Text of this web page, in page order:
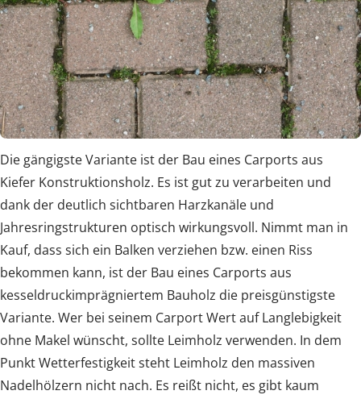
Die gängigste Variante ist der Bau eines Carports aus
Kiefer Konstruktionsholz. Es ist gut zu verarbeiten und
dank der deutlich sichtbaren Harzkanäle und
Jahresringstrukturen optisch wirkungsvoll. Nimmt man in
Kauf, dass sich ein Balken verziehen bzw. einen Riss
bekommen kann, ist der Bau eines Carports aus
kesseldruckimprägniertem Bauholz die preisgünstigste
Variante. Wer bei seinem Carport Wert auf Langlebigkeit
ohne Makel wünscht, sollte Leimholz verwenden. In dem
Punkt Wetterfestigkeit steht Leimholz den massiven
Nadelhölzern nicht nach. Es reißt nicht, es gibt kaum